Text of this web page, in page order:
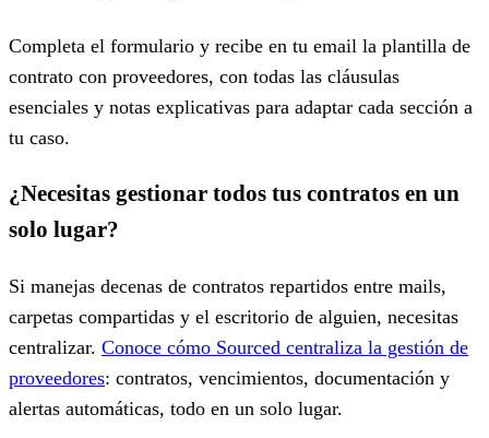
Completa el formulario y recibe en tu email la plantilla de
contrato con proveedores, con todas las cláusulas
esenciales y notas explicativas para adaptar cada sección a
tu caso.
¿Necesitas gestionar todos tus contratos en un
solo lugar?
Si manejas decenas de contratos repartidos entre mails,
carpetas compartidas y el escritorio de alguien, necesitas
centralizar. Conoce cómo Sourced centraliza la gestión de
proveedores: contratos, vencimientos, documentación y
alertas automáticas, todo en un solo lugar.